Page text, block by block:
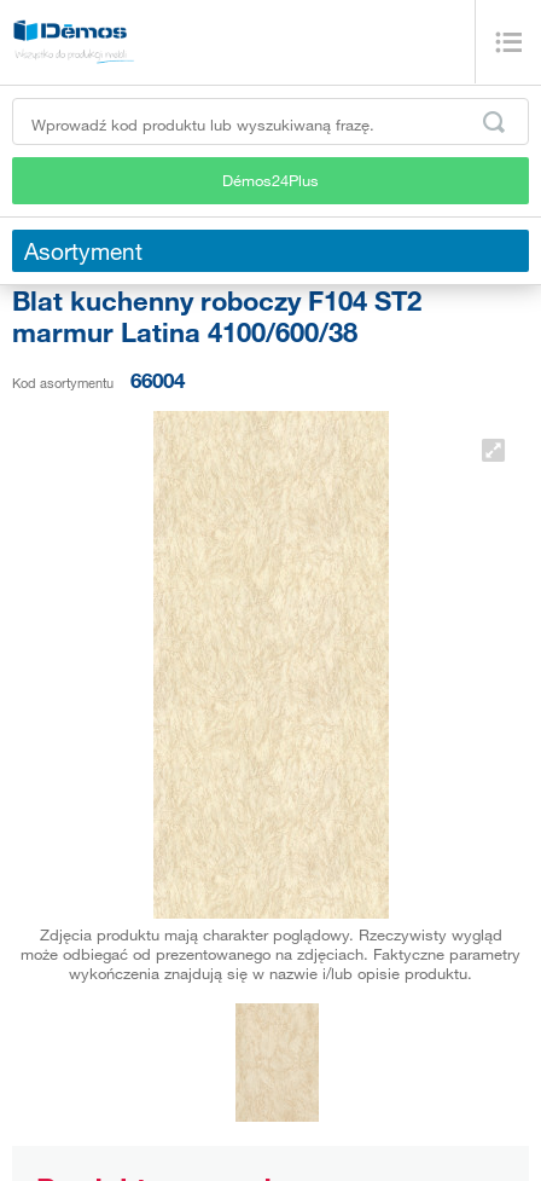
Démos24Plus
Asortyment
Blat kuchenny roboczy F104 ST2
marmur Latina 4100/600/38
Kod asortymentu 66004
Zdjęcia produktu mają charakter poglądowy. Rzeczywisty wygląd
może odbiegać od prezentowanego na zdjęciach. Faktyczne parametry
wykończenia znajdują się w nazwie i/lub opisie produktu.